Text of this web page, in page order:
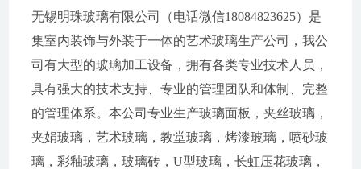
无锡明珠玻璃有限公司（电话微信18084823625）是
集室内装饰与外装于一体的艺术玻璃生产公司，我公
司有大型的玻璃加工设备，拥有各类专业技术人员，
具有强大的技术支持、专业的管理团队和体制、完整
的管理体系。本公司专业生产玻璃面板，夹丝玻璃，
夹娟玻璃，艺术玻璃，教堂玻璃，烤漆玻璃，喷砂玻
璃，彩釉玻璃，玻璃砖，U型玻璃，长虹压花玻璃，